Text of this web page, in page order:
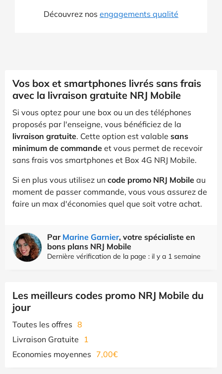
Découvrez nos engagements qualité
Vos box et smartphones livrés sans frais
avec la livraison gratuite NRJ Mobile
Si vous optez pour une box ou un des téléphones
proposés par l'enseigne, vous bénéficiez de la
livraison gratuite. Cette option est valable sans
minimum de commande et vous permet de recevoir
sans frais vos smartphones et Box 4G NRJ Mobile.
Si en plus vous utilisez un code promo NRJ Mobile au
moment de passer commande, vous vous assurez de
faire un max d'économies quel que soit votre achat.
Par Marine Garnier, votre spécialiste en
bons plans NRJ Mobile
Dernière vérification de la page : il y a 1 semaine
Les meilleurs codes promo NRJ Mobile du
jour
Toutes les offres 8
Livraison Gratuite
1
Economies moyennes 7,00€